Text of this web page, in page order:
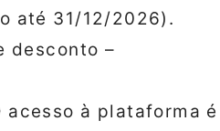
até 31/12/2026).
desconto –
à plataforma é